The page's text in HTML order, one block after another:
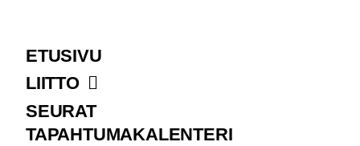
ETUSIVU
LIITTO
SEURAT
TAPAHTUMAKALENTERI